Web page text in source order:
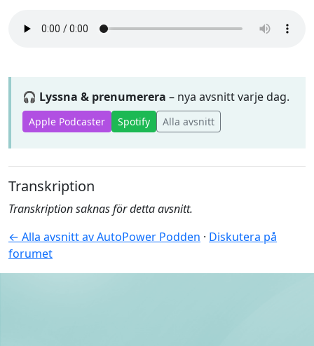
🎧 Lyssna & prenumerera – nya avsnitt varje dag.
Apple Podcaster Spotify Alla avsnitt
Transkription
Transkription saknas för detta avsnitt.
← Alla avsnitt av AutoPower Podden · Diskutera på
forumet